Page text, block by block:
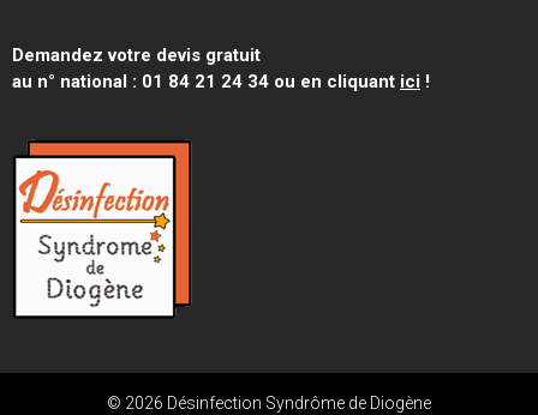
Demandez votre devis gratuit
au n° national : 01 84 21 24 34 ou en cliquant ici !
© 2026 Désinfection Syndrôme de Diogène